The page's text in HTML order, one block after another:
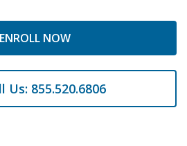
ENROLL NOW
Us: 855.520.6806